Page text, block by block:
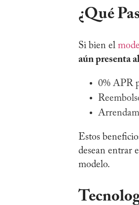
¿Qué
Si bien el
aún presenta
0% APR
Estos
desean entrar
modelo.